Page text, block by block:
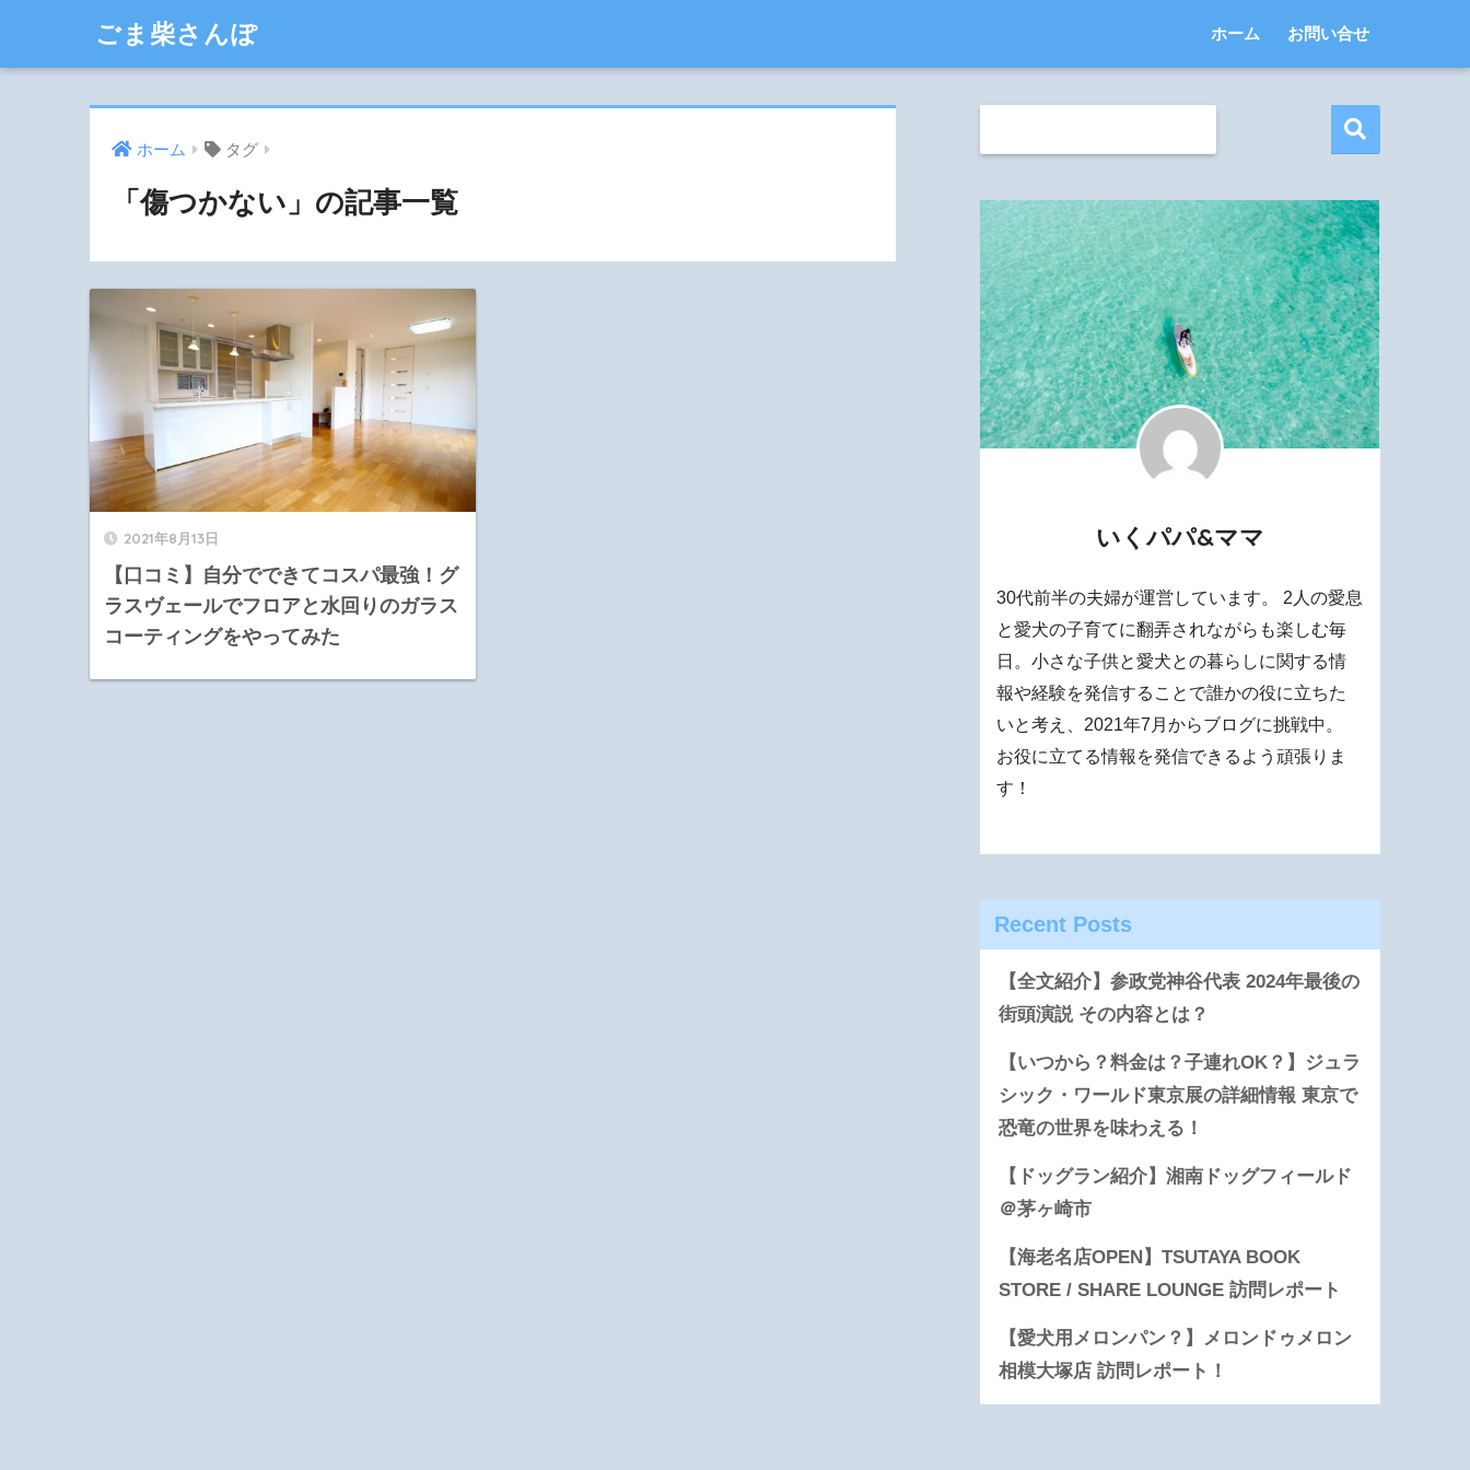
ごま柴さんぽ ホーム お問い合せ
ホーム タグ
「傷つかない」の記事一覧
2021年8月13日
【口コミ】自分でできてコスパ最強！グ
ラスヴェールでフロアと水回りのガラス
コーティングをやってみた
いくパパ&ママ
30代前半の夫婦が運営しています。 2人の愛息
と愛犬の子育てに翻弄されながらも楽しむ毎
日。小さな子供と愛犬との暮らしに関する情
報や経験を発信することで誰かの役に立ちた
いと考え、2021年7月からブログに挑戦中。
お役に立てる情報を発信できるよう頑張りま
す！
Recent Posts
【全文紹介】参政党神谷代表 2024年最後の
街頭演説 その内容とは？
【いつから？料金は？子連れOK？】ジュラ
シック・ワールド東京展の詳細情報 東京で
恐竜の世界を味わえる！
【ドッグラン紹介】湘南ドッグフィールド
＠茅ヶ崎市
【海老名店OPEN】TSUTAYA BOOK
STORE / SHARE LOUNGE 訪問レポート
【愛犬用メロンパン？】メロンドゥメロン
相模大塚店 訪問レポート！